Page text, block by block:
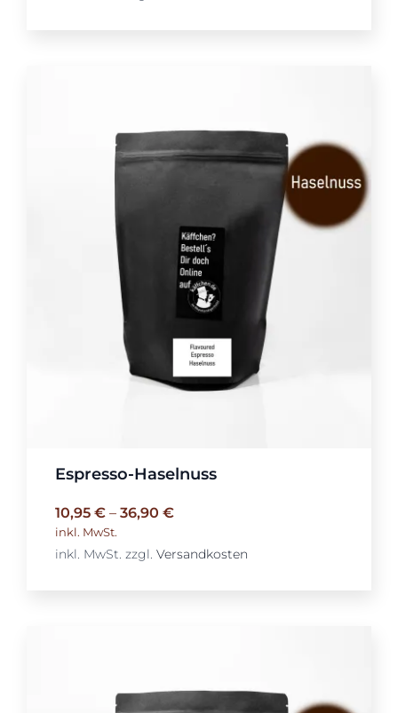
Espresso-Haselnuss
10,95 €– 36,90 €
inkl. MwSt.
inkl. MwSt. zzgl. Versandkosten